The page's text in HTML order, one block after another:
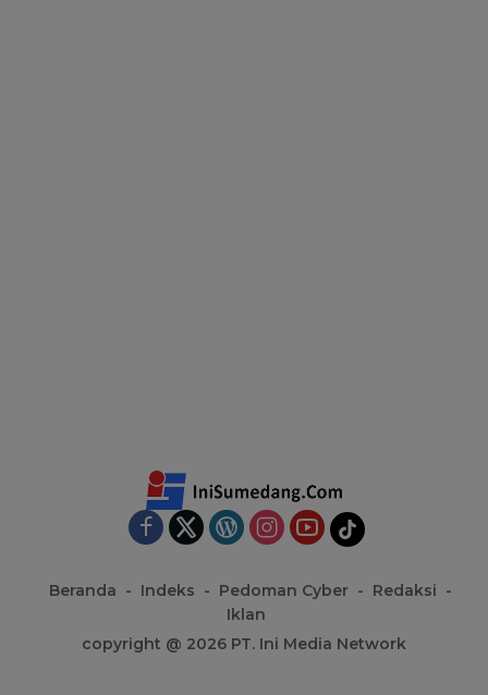
Beranda Indeks Pedoman Cyber
Redaksi
Iklan
copyright @ 2026 PT. Ini Media Network